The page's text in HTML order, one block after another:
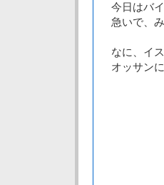
今日はバイ
急いで、み
なに、イス
オッサンに